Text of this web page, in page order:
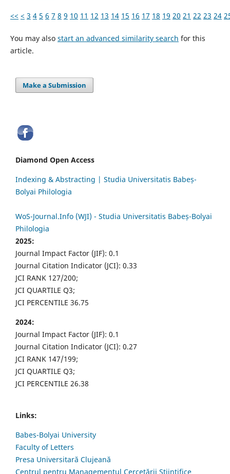
<< < 3 4 5 6 7 8 9 10 11 12 13 14 15 16 17 18 19 20 21 22 23 24
You may also start an advanced similarity search for this
article.
Make a Submission
Diamond Open Access
Indexing & Abstracting | Studia Universitatis Babeș-
Bolyai Philologia
WoS-Journal.Info (WJI) - Studia Universitatis Babeș-Bolyai
Philologia
2025:
Journal Impact Factor (JIF): 0.1
Journal Citation Indicator (JCI): 0.33
JCI RANK 127/200;
JCI QUARTILE Q3;
JCI PERCENTILE 36.75
2024:
Journal Impact Factor (JIF): 0.1
Journal Citation Indicator (JCI): 0.27
JCI RANK 147/199;
JCI QUARTILE Q3;
JCI PERCENTILE 26.38
Links:
Babes-Bolyai University
Faculty of Letters
Presa Universitară Clujeană
Centrul pentru Managementul Cercetării Științifice